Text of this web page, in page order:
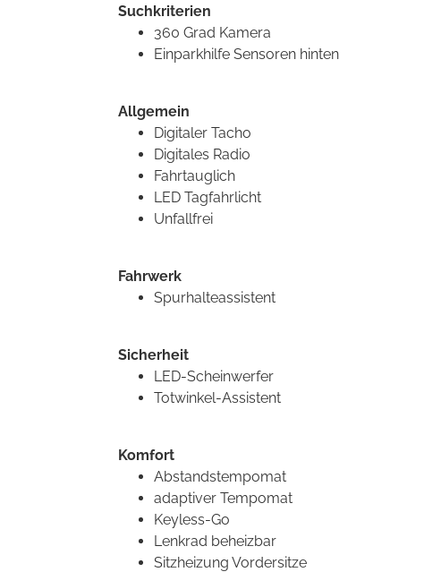
Suchkriterien
360 Grad Kamera
Einparkhilfe Sensoren hinten
Allgemein
Digitaler Tacho
Digitales Radio
Fahrtauglich
LED Tagfahrlicht
Unfallfrei
Fahrwerk
Spurhalteassistent
Sicherheit
LED-Scheinwerfer
Totwinkel-Assistent
Komfort
Abstandstempomat
adaptiver Tempomat
Keyless-Go
Lenkrad beheizbar
Sitzheizung Vordersitze